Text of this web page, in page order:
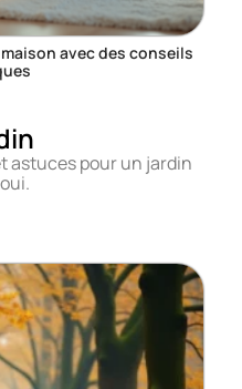
avec des conseils
astuces pour un jardin